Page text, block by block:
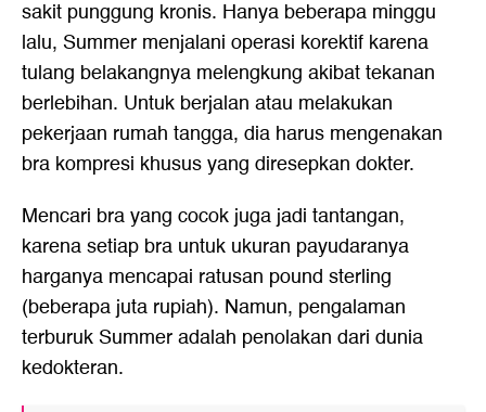
sakit punggung kronis. Hanya beberapa minggu
lalu, Summer menjalani operasi korektif karena
tulang belakangnya melengkung akibat tekanan
berlebihan. Untuk berjalan atau melakukan
pekerjaan rumah tangga, dia harus mengenakan
bra kompresi khusus yang diresepkan dokter.
Mencari bra yang cocok juga jadi tantangan,
karena setiap bra untuk ukuran payudaranya
harganya mencapai ratusan pound sterling
(beberapa juta rupiah). Namun, pengalaman
terburuk Summer adalah penolakan dari dunia
kedokteran.